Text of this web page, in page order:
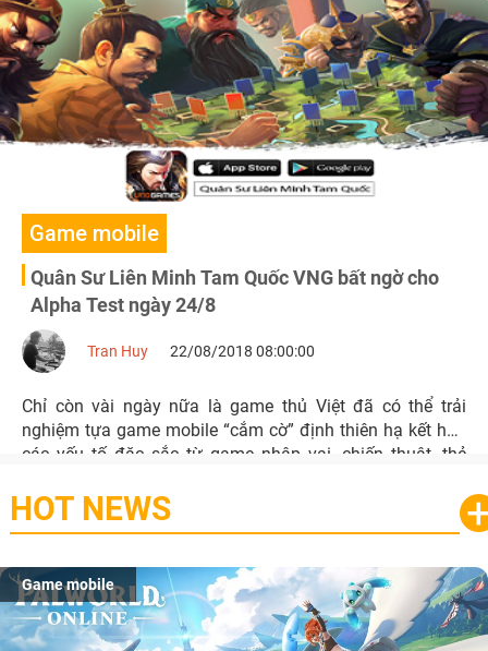
Game mobile
Quân Sư Liên Minh Tam Quốc VNG bất ngờ cho
Alpha Test ngày 24/8
Tran Huy 22/08/2018 08:00:00
Chỉ còn vài ngày nữa là game thủ Việt đã có thể trải
nghiệm tựa game mobile “cắm cờ” định thiên hạ kết hợp
các yếu tố đặc sắc từ game nhập vai, chiến thuật, thẻ
HOT NEWS
Game mobile